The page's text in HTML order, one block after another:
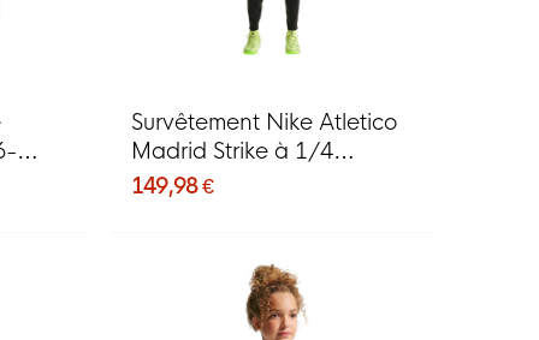
Survêtement Nike Atletico
Madrid Strike à 1/4
fermeture éclair 2026-
149,98 €